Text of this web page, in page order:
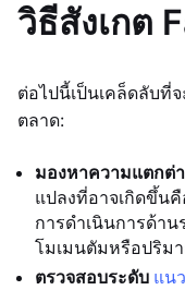
วิธีสังเกต
ต่อไปนี้เป็นเคล็ดลับที่
ตลาด:
มองหาความแตกต่
แปลงที่อาจเกิดขึ้น
การดำเนินการด้า
โมเมนตัมหรือปริม
ตรวจสอบระดับ แน